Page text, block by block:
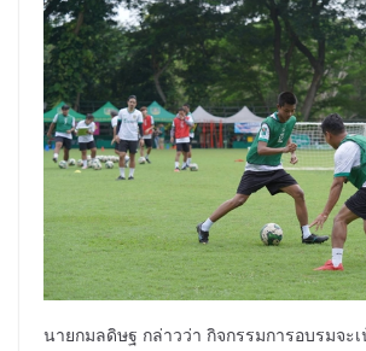
นายกมลดิษฐ กล่าวว่า กิจกรรมการอบรมจะ